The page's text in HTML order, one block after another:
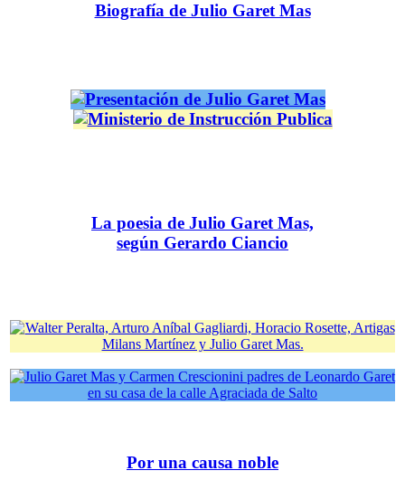
Biografía de Julio Garet Mas
La poesia de Julio Garet Mas,
según Gerardo Ciancio
Por una causa noble